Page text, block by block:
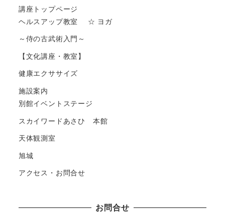
講座トップページ
ヘルスアップ教室 ☆ ヨガ
～侍の古武術入門～
【文化講座・教室】
健康エクササイズ
施設案内
別館イベントステージ
スカイワードあさひ 本館
天体観測室
旭城
アクセス・お問合せ
お問合せ